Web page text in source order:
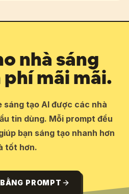
nhà sáng
mãi mãi.
sáng tạo AI được các nhà
tin dùng. Mỗi prompt đều
bạn sáng tạo nhanh hơn
tốt hơn.
PROMPT